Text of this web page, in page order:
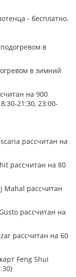
- бесплатно.
в
в зимний
на 900
21:30, 23:00-
рассчитан на
рассчитан на 80
Mahal рассчитан
рассчитан на
рассчитан на 60
Feng Shui